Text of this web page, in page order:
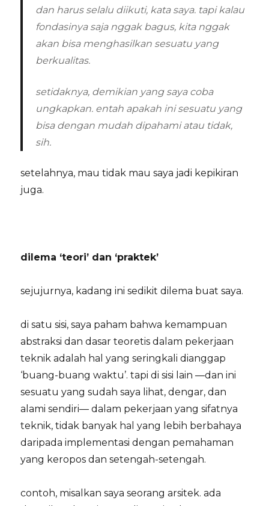
dan harus selalu diikuti, kata saya. tapi kalau
fondasinya saja nggak bagus, kita nggak
akan bisa menghasilkan sesuatu yang
berkualitas.
setidaknya, demikian yang saya coba
ungkapkan. entah apakah ini sesuatu yang
bisa dengan mudah dipahami atau tidak,
sih.
setelahnya, mau tidak mau saya jadi kepikiran
juga.
dilema ‘teori’ dan ‘praktek’
sejujurnya, kadang ini sedikit dilema buat saya.
di satu sisi, saya paham bahwa kemampuan
abstraksi dan dasar teoretis dalam pekerjaan
teknik adalah hal yang seringkali dianggap
‘buang-buang waktu’. tapi di sisi lain —dan ini
sesuatu yang sudah saya lihat, dengar, dan
alami sendiri— dalam pekerjaan yang sifatnya
teknik, tidak banyak hal yang lebih berbahaya
daripada implementasi dengan pemahaman
yang keropos dan setengah-setengah.
contoh, misalkan saya seorang arsitek. ada